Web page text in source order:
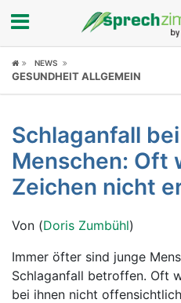
Fokus
Symptome
Untersuchungen
News
Ratgeber
Rubriken
NEWS
GESUNDHEIT ALLGEMEIN
Schlaganfall
Menschen: Oft
Zeichen nicht
Von (Doris Zumbühl)
Immer öfter sind junge
Schlaganfall betroffen. Oft
bei ihnen nicht